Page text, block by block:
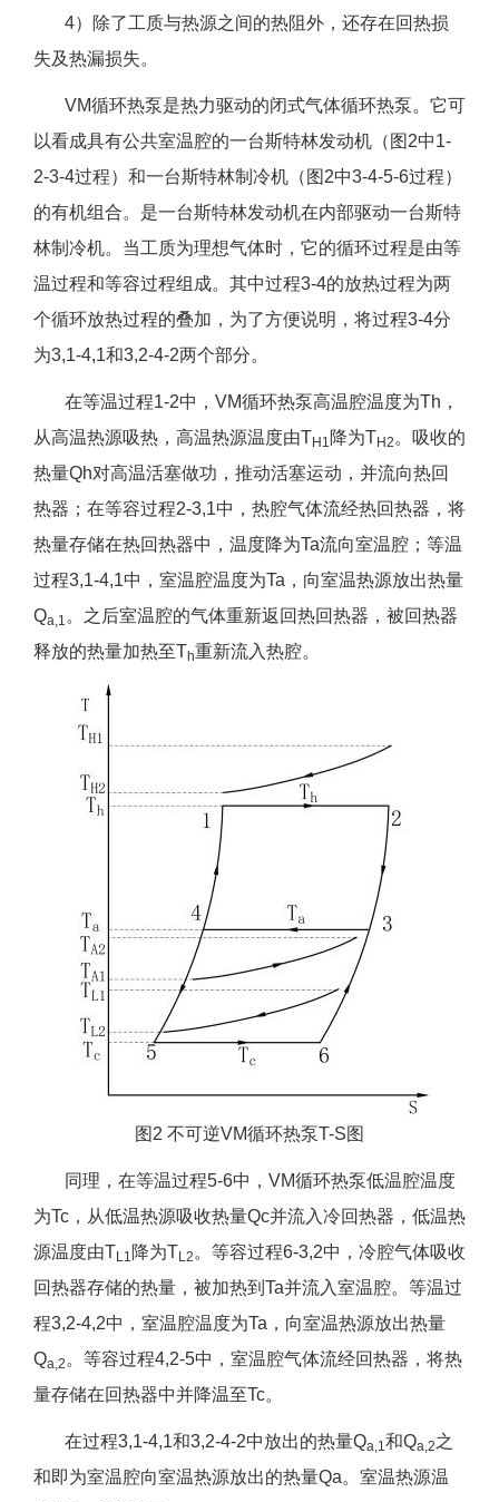
4）除了工质与热源之间的热阻外，还存在回热损
失及热漏损失。
VM循环热泵是热力驱动的闭式气体循环热泵。它可
以看成具有公共室温腔的一台斯特林发动机（图2中1-
2-3-4过程）和一台斯特林制冷机（图2中3-4-5-6过程）
的有机组合。是一台斯特林发动机在内部驱动一台斯特
林制冷机。当工质为理想气体时，它的循环过程是由等
温过程和等容过程组成。其中过程3-4的放热过程为两
个循环放热过程的叠加，为了方便说明，将过程3-4分
为3,1-4,1和3,2-4-2两个部分。
在等温过程1-2中，VM循环热泵高温腔温度为Th，
从高温热源吸热，高温热源温度由TH1 降为TH2 。吸收的
热量Qh对高温活塞做功，推动活塞运动，并流向热回
热器；在等容过程2-3,1中，热腔气体流经热回热器，将
热量存储在热回热器中，温度降为Ta流向室温腔；等温
过程3,1-4,1中，室温腔温度为Ta，向室温热源放出热量
Qa,1 。之后室温腔的气体重新返回热回热器，被回热器
释放的热量加热至Th重新流入热腔。
图2 不可逆VM循环热泵T-S图
同理，在等温过程5-6中，VM循环热泵低温腔温度
为Tc，从低温热源吸收热量Qc并流入冷回热器，低温热
源温度由TL1 降为TL2 。等容过程6-3,2中，冷腔气体吸收
回热器存储的热量，被加热到Ta并流入室温腔。等温过
程3,2-4,2中，室温腔温度为Ta，向室温热源放出热量
Qa,2 。等容过程4,2-5中，室温腔气体流经回热器，将热
量存储在回热器中并降温至Tc。
在过程3,1-4,1和3,2-4-2中放出的热量Qa,1和Qa,2之
和即为室温腔向室温热源放出的热量Qa。室温热源温